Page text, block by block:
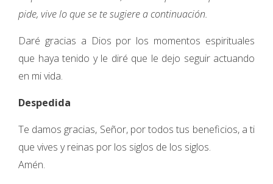
pide, vive lo que se te sugiere a continuación.
Daré gracias a Dios por los momentos espirituales
que haya tenido y le diré que le dejo seguir actuando
en mi vida.
Despedida
Te damos gracias, Señor, por todos tus beneficios, a ti
que vives y reinas por los siglos de los siglos.
Amén.